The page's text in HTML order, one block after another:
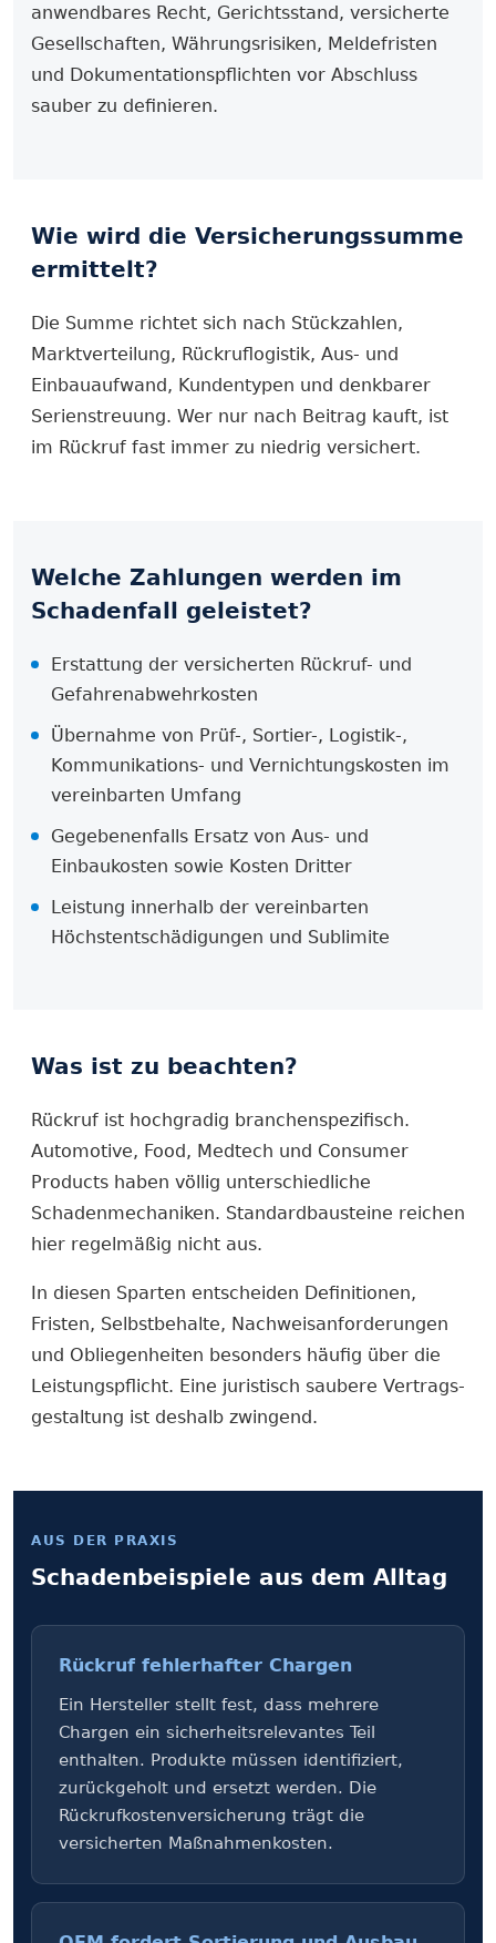
anwendbares Recht, Gerichtsstand, versicherte
Gesellschaften, Währungsrisiken, Meldefristen
und Dokumentationspflichten vor Abschluss
sauber zu definieren.
Wie wird die Versicherungs­summe
ermittelt?
Die Summe richtet sich nach Stückzahlen,
Marktverteilung, Rückruflogistik, Aus- und
Einbauaufwand, Kundentypen und denkbarer
Serienstreuung. Wer nur nach Beitrag kauft, ist
im Rückruf fast immer zu niedrig versichert.
Welche Zahlungen werden im
Schadenfall geleistet?
Erstattung der versicherten Rückruf- und
Gefahrenabwehrkosten
Übernahme von Prüf-, Sortier-, Logistik-,
Kommunikations- und Vernichtungskosten im
vereinbarten Umfang
Gegebenenfalls Ersatz von Aus- und
Einbaukosten sowie Kosten Dritter
Leistung innerhalb der vereinbarten
Höchstentschädigungen und Sublimite
Was ist zu beachten?
Rückruf ist hochgradig branchenspezifisch.
Automotive, Food, Medtech und Consumer
Products haben völlig unterschiedliche
Schadenmechaniken. Standardbausteine reichen
hier regelmäßig nicht aus.
In diesen Sparten entscheiden Definitionen,
Fristen, Selbstbehalte, Nachweisanforderungen
und Obliegenheiten besonders häufig über die
Leistungspflicht. Eine juristisch saubere Vertrags­
gestaltung ist deshalb zwingend.
AUS DER PRAXIS
Schaden­bei­spiele aus dem Alltag
Rückruf fehlerhafter Chargen
Ein Hersteller stellt fest, dass mehrere
Chargen ein sicherheitsrelevantes Teil
enthalten. Produkte müssen identifiziert,
zurückgeholt und ersetzt werden. Die
Rückrufkosten­versicherung trägt die
versicherten Maßnahmenkosten.